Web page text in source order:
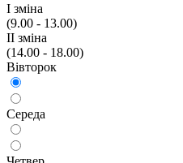
I змiна
(9.00 - 13.00)
II змiна
(14.00 - 18.00)
Вiвторок
Середа